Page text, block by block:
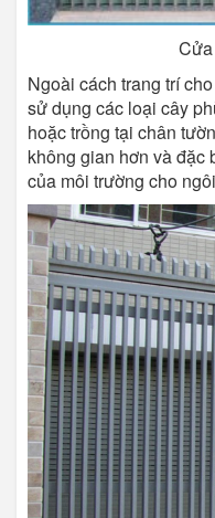
Ngoài cách trang trí
sử dụng các loại cây
hoặc trồng tại chân
không gian hơn và đặc
của môi trường cho